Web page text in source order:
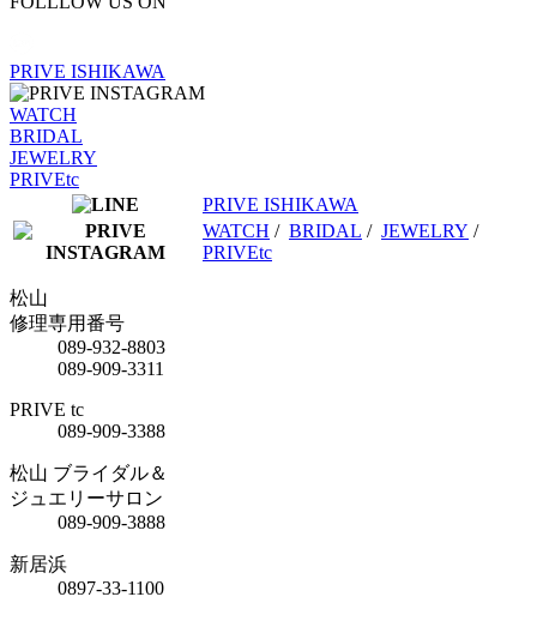
PRIVE ISHIKAWA
WATCH
BRIDAL
JEWELRY
PRIVEtc
PRIVE ISHIKAWA
WATCH / BRIDAL / JEWELRY /
PRIVEtc
松山
修理専用番号
089-932-8803
089-909-3311
PRIVE tc
089-909-3388
松山 ブライダル＆
ジュエリーサロン
089-909-3888
新居浜
0897-33-1100